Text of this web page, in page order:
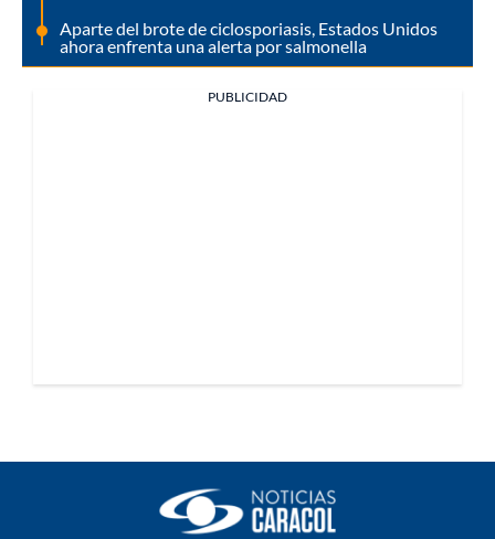
Aparte del brote de ciclosporiasis, Estados Unidos
ahora enfrenta una alerta por salmonella
PUBLICIDAD